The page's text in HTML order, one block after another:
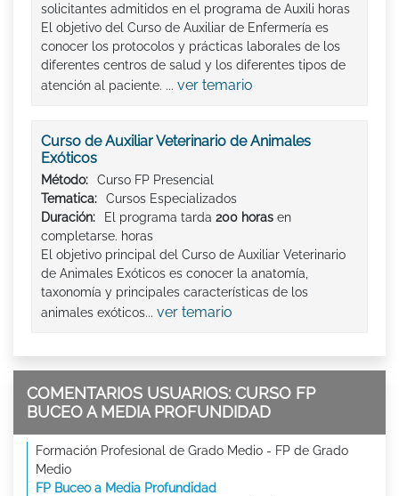
solicitantes admitidos en el programa de Auxili horas
El objetivo del Curso de Auxiliar de Enfermería es
conocer los protocolos y prácticas laborales de los
diferentes centros de salud y los diferentes tipos de
atención al paciente. ... ver temario
Curso de Auxiliar Veterinario de Animales
Exóticos
Método:
Curso FP Presencial
Tematica:
Cursos Especializados
Duración:
El programa tarda 200 horas en
completarse. horas
El objetivo principal del Curso de Auxiliar Veterinario
de Animales Exóticos es conocer la anatomía,
taxonomía y principales características de los
animales exóticos... ver temario
COMENTARIOS USUARIOS: CURSO FP
BUCEO A MEDIA PROFUNDIDAD
Formación Profesional de Grado Medio - FP de Grado
Medio
FP Buceo a Media Profundidad